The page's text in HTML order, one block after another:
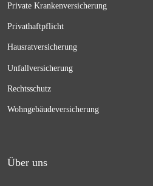
Private Krankenversicherung
Privathaftpflicht
Hausratversicherung
Unfallversicherung
Rechtsschutz
Wohngebäudeversicherung
Über uns